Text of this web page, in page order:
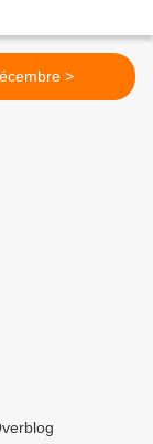
4 Décembre >